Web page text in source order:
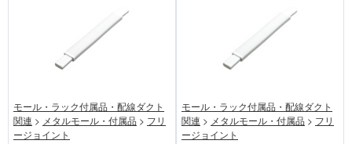
モール・ラック付属品・配線ダクト
関連 > メタルモール・付属品 > フリ
ージョイント
モール・ラック付属品・配線ダクト
関連 > メタルモール・付属品 > フリ
ージョイント